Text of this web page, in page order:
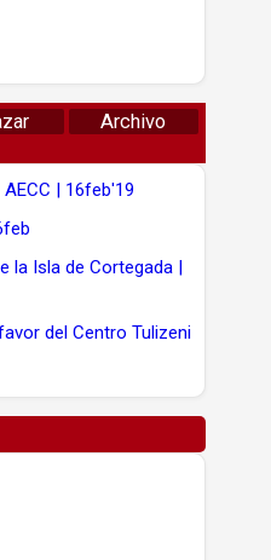
Archivo
| 16feb'19
la Isla de Cortegada |
del Centro Tulizeni